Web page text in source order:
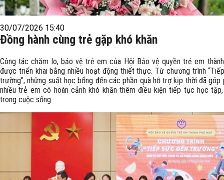
30/07/2026 15:40
Đồng hành cùng trẻ gặp khó khăn
Công tác chăm lo, bảo vệ trẻ em của Hội Bảo vệ quyền trẻ em
được triển khai bằng nhiều hoạt động thiết thực. Từ chương trình
trường”, những suất học bổng đến các phần quà hỗ trợ kịp thời đã góp
nhiều trẻ em có hoàn cảnh khó khăn thêm điều kiện tiếp tục học
trong cuộc sống.